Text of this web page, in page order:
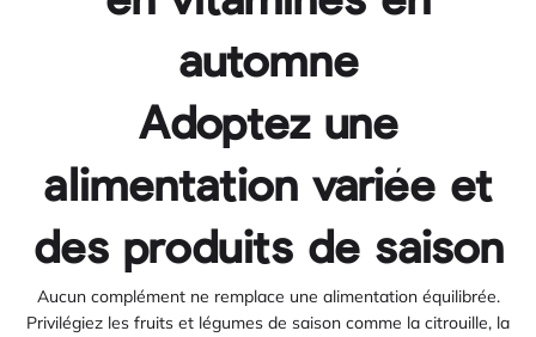
automne
Adoptez une
alimentation variée et
des produits de saison
Aucun complément ne remplace une alimentation équilibrée.
Privilégiez les fruits et légumes de saison comme la citrouille, la